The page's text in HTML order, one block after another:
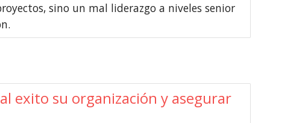
sino un mal liderazgo a niveles senior
exito su organización y asegurar